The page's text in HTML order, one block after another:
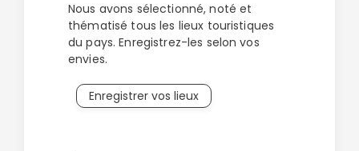
Nous avons sélectionné, noté et
thématisé tous les lieux touristiques
du pays. Enregistrez-les selon vos
envies.
Enregistrer vos lieux